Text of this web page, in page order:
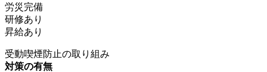
労災完備
研修あり
昇給あり
受動喫煙防止の取り組み
対策の有無